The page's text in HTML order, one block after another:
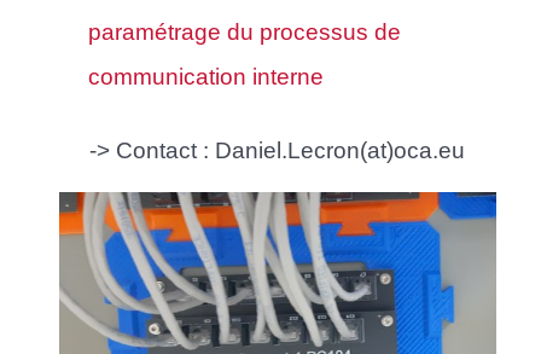
paramétrage du processus de
communication interne
-> Contact : Daniel.Lecron(at)oca.eu